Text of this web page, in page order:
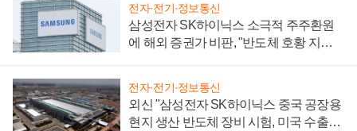
전자·전기·정보통신
삼성전자 SK하이닉스 소극적 주주환원
에 해외 증권가 비판, "반도체 호황 지속
전자·전기·정보통신
외신 "삼성전자 SK하이닉스 중국 공장용
현지 생산 반도체 장비 시험, 미국 수출통